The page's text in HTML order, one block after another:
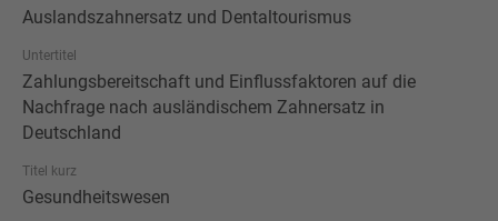
Auslandszahnersatz und Dentaltourismus
Untertitel
Zahlungsbereitschaft und Einflussfaktoren auf die
Nachfrage nach ausländischem Zahnersatz in
Deutschland
Titel kurz
Gesundheitswesen